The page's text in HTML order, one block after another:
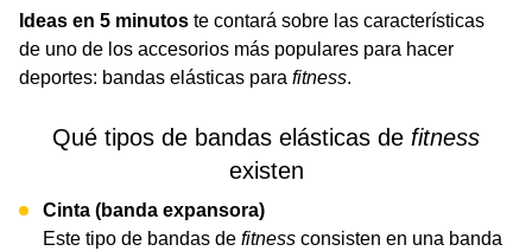
Ideas en 5 minutos te contará sobre las características
de uno de los accesorios más populares para hacer
deportes: bandas elásticas para fitness.
Qué tipos de bandas elásticas de fitness
existen
Cinta (banda expansora)
Este tipo de bandas de fitness consisten en una banda